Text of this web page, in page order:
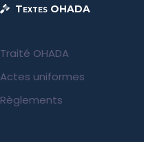
Textes OHADA
Traité OHADA
Actes uniformes
Règlements